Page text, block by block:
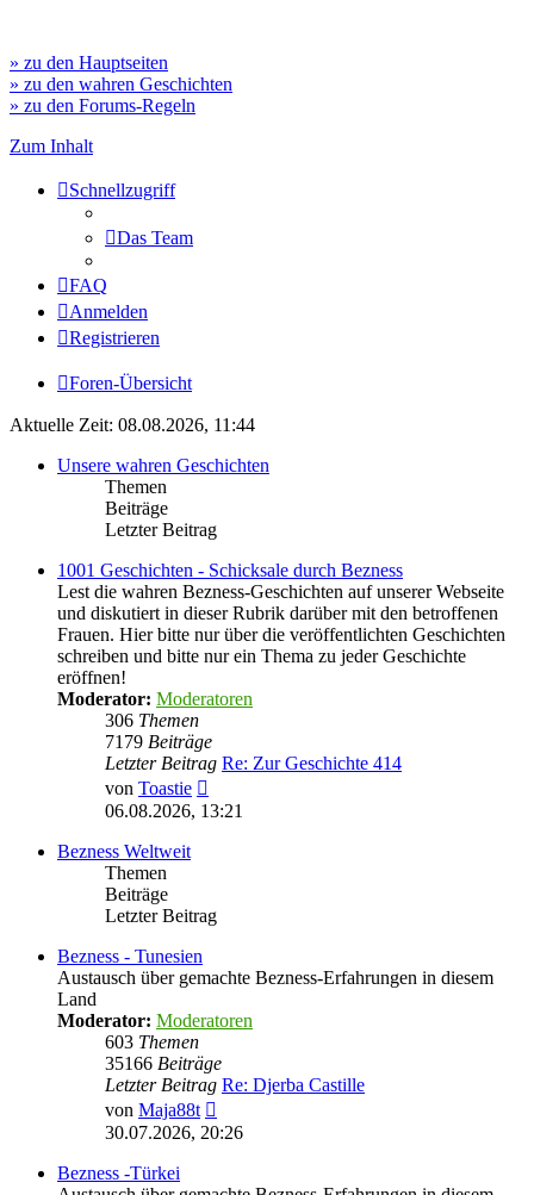
» zu den Hauptseiten
» zu den wahren Geschichten
» zu den Forums-Regeln
Zum Inhalt
Schnellzugriff
Das Team
FAQ
Anmelden
Registrieren
Foren-Übersicht
Aktuelle Zeit: 08.08.2026, 11:44
Unsere wahren Geschichten
Themen
Beiträge
Letzter Beitrag
1001 Geschichten - Schicksale durch Bezness
Lest die wahren Bezness-Geschichten auf unserer Webseite
und diskutiert in dieser Rubrik darüber mit den betroffenen
Frauen. Hier bitte nur über die veröffentlichten Geschichten
schreiben und bitte nur ein Thema zu jeder Geschichte
eröffnen!
Moderator: Moderatoren
306 Themen
7179 Beiträge
Letzter Beitrag Re: Zur Geschichte 414
von Toastie
Beitrag
06.08.2026, 13:21
Bezness Weltweit
Themen
Beiträge
Letzter Beitrag
Bezness - Tunesien
Austausch über gemachte Bezness-Erfahrungen in diesem
Land
Moderator: Moderatoren
603 Themen
35166 Beiträge
Letzter Beitrag Re: Djerba Castille
von Maja88t
Beitrag
30.07.2026, 20:26
Bezness -Türkei